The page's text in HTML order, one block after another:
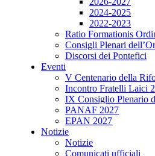
2024-2025
2022-2023
Ratio Formationis
Consigli Plenari
Discorsi dei Pontefici
Eventi
V Centenario della
Incontro Fratelli Laici
IX Consiglio Plenario
PANAF 2027
EPAN 2027
Notizie
Notizie
Comunicati ufficiali